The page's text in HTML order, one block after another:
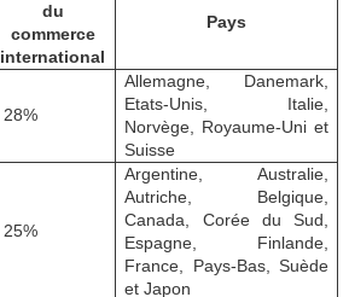
du
commerce
international
Pays
28%
Allemagne, Danemark,
Etats-Unis, Italie,
Norvège, Royaume-Uni et
Suisse
25%
Argentine, Australie,
Autriche, Belgique,
Canada, Corée du Sud,
Espagne, Finlande,
France, Pays-Bas, Suède
et Japon